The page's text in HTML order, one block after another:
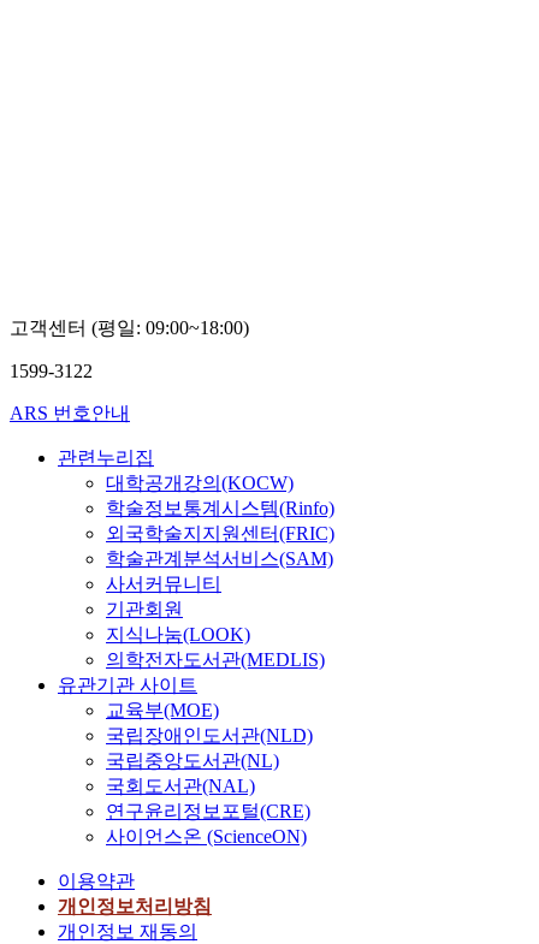
고객센터 (평일: 09:00~18:00)
1599-3122
ARS 번호안내
관련누리집
대학공개강의(KOCW)
학술정보통계시스템(Rinfo)
외국학술지지원센터(FRIC)
학술관계분석서비스(SAM)
사서커뮤니티
기관회원
지식나눔(LOOK)
의학전자도서관(MEDLIS)
유관기관 사이트
교육부(MOE)
국립장애인도서관(NLD)
국립중앙도서관(NL)
국회도서관(NAL)
연구윤리정보포털(CRE)
사이언스온 (ScienceON)
이용약관
개인정보처리방침
개인정보 재동의